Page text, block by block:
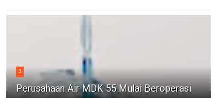
3
Perusahaan Air MDK 55 Mulai Beroperasi